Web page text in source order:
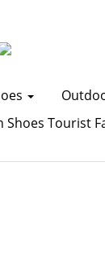
Shoes Tourist